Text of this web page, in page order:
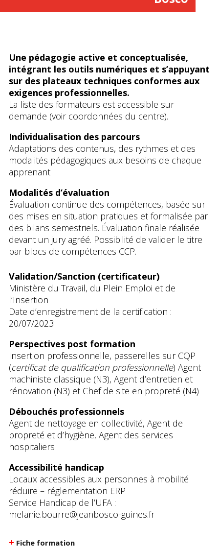
Une pédagogie active et conceptualisée,
intégrant les outils numériques et s’appuyant
sur des plateaux techniques conformes aux
exigences professionnelles.
La liste des formateurs est accessible sur
demande (voir coordonnées du centre).
Individualisation des parcours
Adaptations des contenus, des rythmes et des
modalités pédagogiques aux besoins de chaque
apprenant
Modalités d’évaluation
Évaluation continue des compétences, basée sur
des mises en situation pratiques et formalisée par
des bilans semestriels. Évaluation finale réalisée
devant un jury agréé. Possibilité de valider le titre
par blocs de compétences CCP.
Validation/Sanction (certificateur)
Ministère du Travail, du Plein Emploi et de
l’Insertion
Date d’enregistrement de la certification :
20/07/2023
Perspectives post formation
Insertion professionnelle, passerelles sur CQP
(certificat de qualification professionnelle) Agent
machiniste classique (N3), Agent d’entretien et
rénovation (N3) et Chef de site en propreté (N4)
Débouchés professionnels
Agent de nettoyage en collectivité, Agent de
propreté et d’hygiène, Agent des services
hospitaliers
Accessibilité handicap
Locaux accessibles aux personnes à mobilité
réduire – réglementation ERP
Service Handicap de l’UFA :
melanie.bourre@jeanbosco-guines.fr
+ Fiche formation